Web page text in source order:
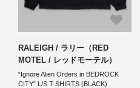
RALEIGH / ラリー（RED
MOTEL / レッドモーテル）
“Ignore Alien Orders in BEDROCK
CITY” L/S T-SHIRTS (BLACK)